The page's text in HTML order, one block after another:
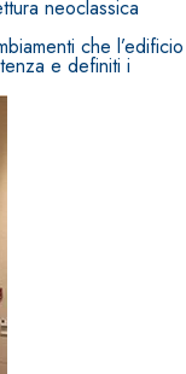
neoclassica
che l’edificio
e definiti i